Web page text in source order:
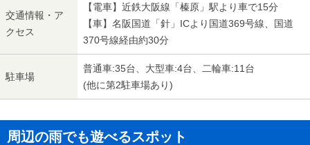
交通情報・ア
クセス
【電車】近鉄大阪線「榛原」駅より車で15分
【車】名阪国道「針」ICより国道369号線、国道
370号線経由約30分
駐車場
普通車:35台、大型車:4台、二輪車:11台
(他に第2駐車場あり)
周辺の雨でも遊べるスポット